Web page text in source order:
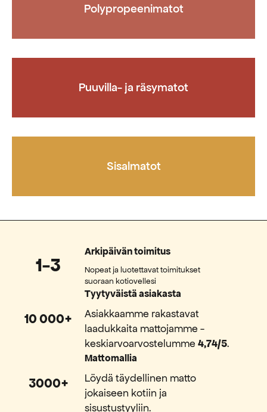
Polypropeenimatot
Puuvilla- ja räsymatot
Sisalmatot
1-3
Arkipäivän toimitus
Nopeat ja luotettavat toimitukset
suoraan kotiovellesi
10 000+
Tyytyväistä asiakasta
Asiakkaamme rakastavat
laadukkaita mattojamme -
keskiarvoarvostelumme4,74/5.
3000+
Mattomallia
Löydä täydellinen matto
jokaiseen kotiin ja
sisustustyyliin.